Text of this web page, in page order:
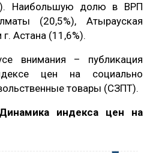
Наибольшую долю в ВРП
(20,5%), Атырауская
Астана (11,6%).
внимания – публикация
цен на социально
товары (СЗПТ).
индекса цен на